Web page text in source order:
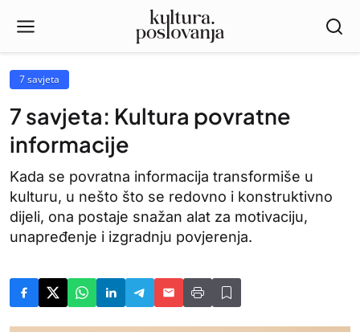
7 savjeta
7 savjeta: Kultura povratne
informacije
Kada se povratna informacija transformiše u
kulturu, u nešto što se redovno i konstruktivno
dijeli, ona postaje snažan alat za motivaciju,
unapređenje i izgradnju povjerenja.